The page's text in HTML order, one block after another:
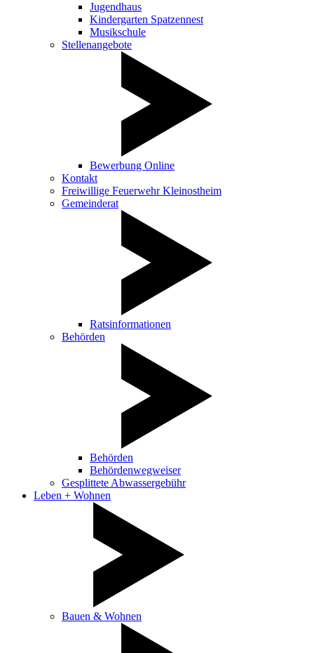
Jugendhaus
Kindergarten Spatzennest
Musikschule
Stellenangebote
Bewerbung Online
Kontakt
Freiwillige Feuerwehr Kleinostheim
Gemeinderat
Ratsinformationen
Behörden
Behörden
Behördenwegweiser
Gesplittete Abwassergebühr
Leben + Wohnen
Bauen & Wohnen